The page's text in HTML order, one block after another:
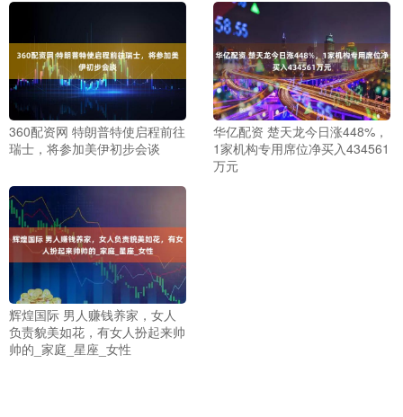
360配资网 特朗普特使启程前往
瑞士，将参加美伊初步会谈
华亿配资 楚天龙今日涨448%，
1家机构专用席位净买入434561
万元
辉煌国际 男人赚钱养家，女人
负责貌美如花，有女人扮起来帅
帅的_家庭_星座_女性